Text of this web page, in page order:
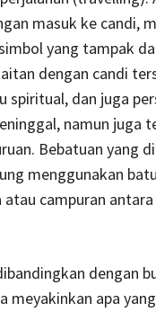
masuk ke candi,
yang tampak
dengan candi
dan juga
namun juga
Bebatuan yang
menggunakan
campuran
dengan
meyakinkan apa